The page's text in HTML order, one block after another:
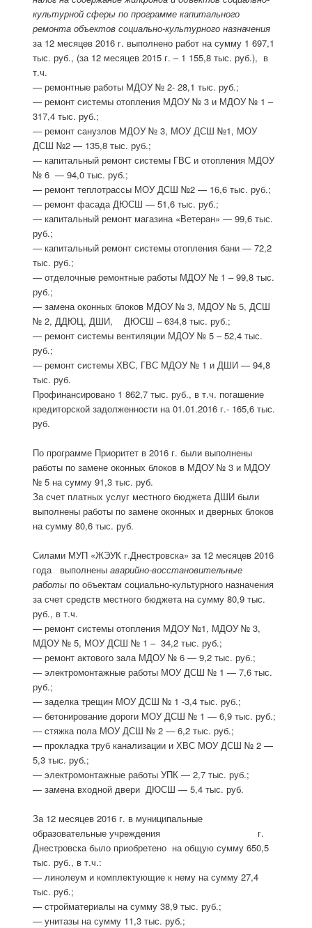
культурной сферы по программе капитального
ремонта объектов социально-культурного назначения
за 12 месяцев 2016 г. выполнено работ на сумму 1 697,1
тыс. руб., (за 12 месяцев 2015 г. – 1 155,8 тыс. руб.), в
т.ч.
— ремонтные работы МДОУ № 2- 28,1 тыс. руб.;
— ремонт системы отопления МДОУ № 3 и МДОУ № 1 –
317,4 тыс. руб.;
— ремонт санузлов МДОУ № 3, МОУ ДСШ №1, МОУ
ДСШ №2 — 135,8 тыс. руб.;
— капитальный ремонт системы ГВС и отопления МДОУ
№ 6 — 94,0 тыс. руб.;
— ремонт теплотрассы МОУ ДСШ №2 — 16,6 тыс. руб.;
— ремонт фасада ДЮСШ — 51,6 тыс. руб.;
— капитальный ремонт магазина «Ветеран» — 99,6 тыс.
руб.;
— капитальный ремонт системы отопления бани — 72,2
тыс. руб.;
— отделочные ремонтные работы МДОУ № 1 – 99,8 тыс.
руб.;
— замена оконных блоков МДОУ № 3, МДОУ № 5, ДСШ
№ 2, ДДЮЦ, ДШИ, ДЮСШ – 634,8 тыс. руб.;
— ремонт системы вентиляции МДОУ № 5 – 52,4 тыс.
руб.;
— ремонт системы ХВС, ГВС МДОУ № 1 и ДШИ — 94,8
тыс. руб.
Профинансировано 1 862,7 тыс. руб., в т.ч. погашение
кредиторской задолженности на 01.01.2016 г.- 165,6 тыс.
руб.
По программе Приоритет в 2016 г. были выполнены
работы по замене оконных блоков в МДОУ № 3 и МДОУ
№ 5 на сумму 91,3 тыс. руб.
За счет платных услуг местного бюджета ДШИ были
выполнены работы по замене оконных и дверных блоков
на сумму 80,6 тыс. руб.
Силами МУП «ЖЭУК г.Днестровска» за 12 месяцев 2016
года выполненыаварийно-восстановительные
работы по объектам социально-культурного назначения
за счет средств местного бюджета на сумму 80,9 тыс.
руб., в т.ч.
— ремонт системы отопления МДОУ №1, МДОУ № 3,
МДОУ № 5, МОУ ДСШ № 1 – 34,2 тыс. руб.;
— ремонт актового зала МДОУ № 6 — 9,2 тыс. руб.;
— электромонтажные работы МОУ ДСШ № 1 — 7,6 тыс.
руб.;
— заделка трещин МОУ ДСШ № 1 -3,4 тыс. руб.;
— бетонирование дороги МОУ ДСШ № 1 — 6,9 тыс. руб.;
— стяжка пола МОУ ДСШ № 2 — 6,2 тыс. руб.;
— прокладка труб канализации и ХВС МОУ ДСШ № 2 —
5,3 тыс. руб.;
— электромонтажные работы УПК — 2,7 тыс. руб.;
— замена входной двери ДЮСШ — 5,4 тыс. руб.
За 12 месяцев 2016 г. в муниципальные
образовательные учреждения г.
Днестровска было приобретено на общую сумму 650,5
тыс. руб., в т.ч.:
— линолеум и комплектующие к нему на сумму 27,4
тыс. руб.;
— стройматериалы на сумму 38,9 тыс. руб.;
— унитазы на сумму 11,3 тыс. руб.;